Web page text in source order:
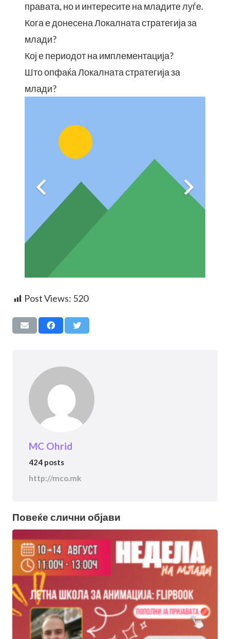
правата, но и интересите на младите луѓе.
Кога е донесена Локалната стратегија за
млади?
Кој е периодот на имплементација?
Што опфаќа Локалната стратегија за
млади?
Post Views: 520
MC Ohrid
424 posts
http://mco.mk
Повеќе слични објави